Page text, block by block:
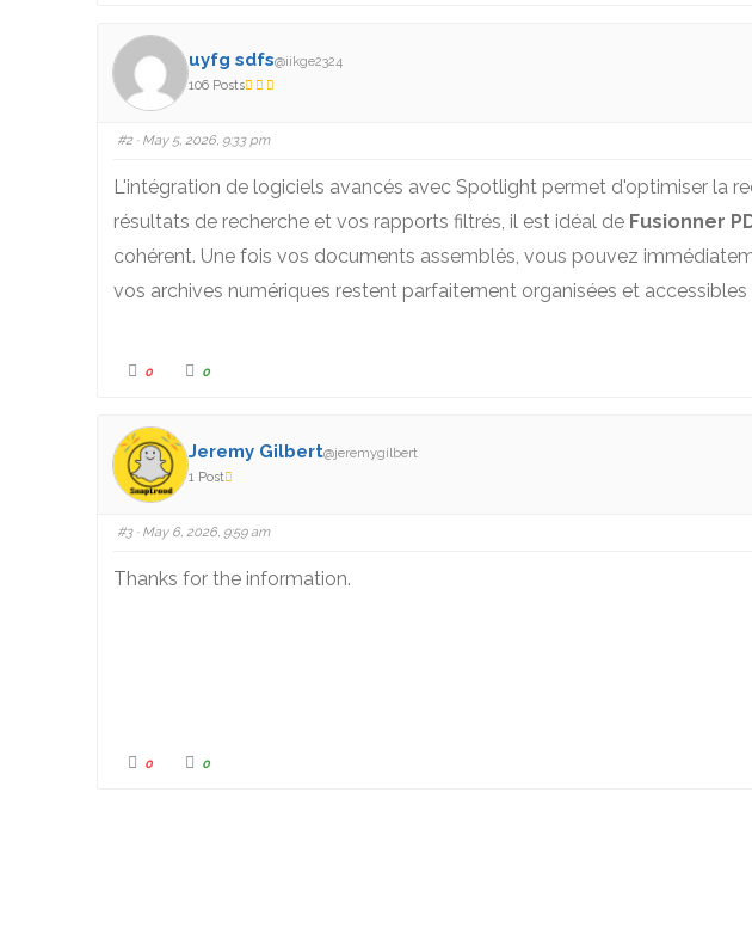
uyfg sdfs@iikge2324
106 Posts
#2· May 5, 2026, 9:33 pm
L'intégration de logiciels avancés avec Spotlight permet d'optimiser la
résultats de recherche et vos rapports filtrés, il est idéal de Fusionner
cohérent. Une fois vos documents assemblés, vous pouvez
vos archives numériques restent parfaitement organisées et accessibles
0 0
Jeremy Gilbert@jeremygilbert
1 Post
#3· May 6, 2026, 9:59 am
Thanks for the information.
0 0